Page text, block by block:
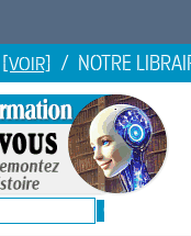
[VOIR] / NOTRE